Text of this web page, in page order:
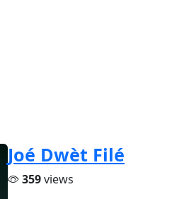
Joé Dwèt Filé
359views